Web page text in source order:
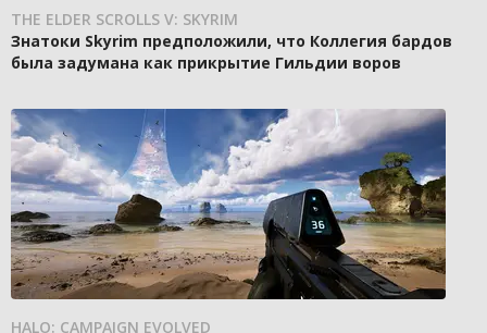
THE ELDER SCROLLS V: SKYRIM
Знатоки Skyrim предположили, что Коллегия бардов
была задумана как прикрытие Гильдии воров
HALO: CAMPAIGN EVOLVED